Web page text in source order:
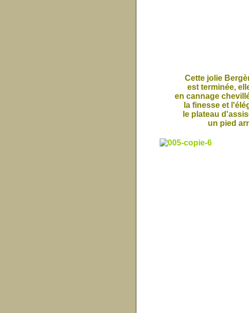
Cette jolie
est terminée,
en cannage
la finesse et
le plateau
un pied